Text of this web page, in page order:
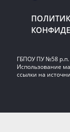
ГБПОУ ПУ №58
Использование
ссылки на